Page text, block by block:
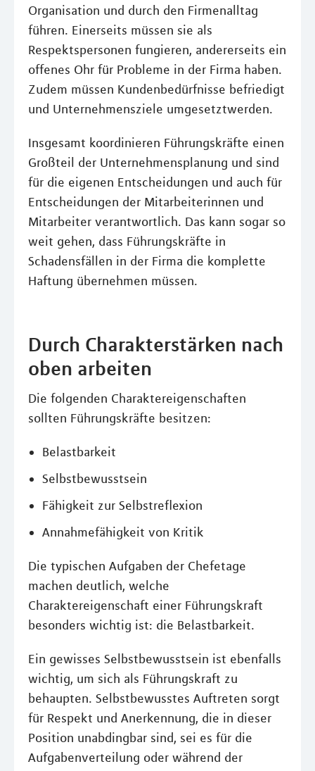
Organisation und durch den Firmenalltag
führen. Einerseits müssen sie als
Respektspersonen fungieren, andererseits ein
offenes Ohr für Probleme in der Firma haben.
Zudem müssen Kundenbedürfnisse befriedigt
und Unternehmensziele umgesetztwerden.
Insgesamt koordinieren Führungskräfte einen
Großteil der Unternehmensplanung und sind
für die eigenen Entscheidungen und auch für
Entscheidungen der Mitarbeiterinnen und
Mitarbeiter verantwortlich. Das kann sogar so
weit gehen, dass Führungskräfte in
Schadensfällen in der Firma die komplette
Haftung übernehmen müssen.
Durch Charakterstärken nach
oben arbeiten
Die folgenden Charaktereigenschaften
sollten Führungskräfte besitzen:
Belastbarkeit
Selbstbewusstsein
Fähigkeit zur Selbstreflexion
Annahmefähigkeit von Kritik
Die typischen Aufgaben der Chefetage
machen deutlich, welche
Charaktereigenschaft einer Führungskraft
besonders wichtig ist: die Belastbarkeit.
Ein gewisses Selbstbewusstsein ist ebenfalls
wichtig, um sich als Führungskraft zu
behaupten. Selbstbewusstes Auftreten sorgt
für Respekt und Anerkennung, die in dieser
Position unabdingbar sind, sei es für die
Aufgabenverteilung oder während der